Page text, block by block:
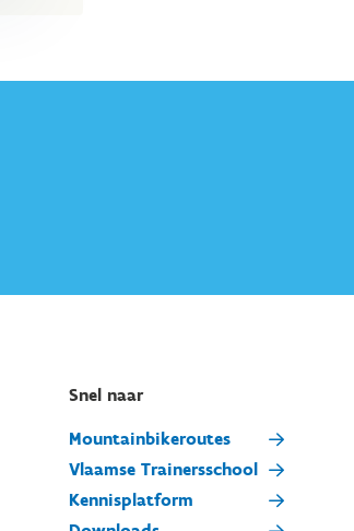
Snel naar
Mountainbikeroutes
Vlaamse Trainersschool
Kennisplatform